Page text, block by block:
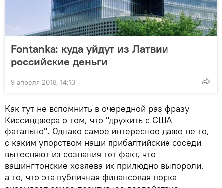
Fontanka: куда уйдут из Латвии
российские деньги
9 апреля 2018, 14:13
Как тут не вспомнить в очередной раз фразу
Киссинджера о том, что "дружить с США
фатально". Однако самое интересное даже не то,
с каким упорством наши прибалтийские соседи
вытесняют из сознания тот факт, что
вашингтонские хозяева их прилюдно выпороли,
а то, что эта публичная финансовая порка